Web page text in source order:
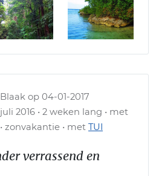
op 04-01-2017
2016 • 2 weken lang • met
zonvakantie • met TUI
verrassend en